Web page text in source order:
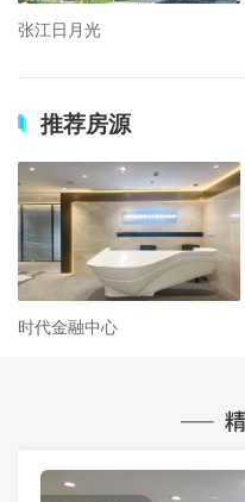
张江日月光
推荐房源
时代金融中心